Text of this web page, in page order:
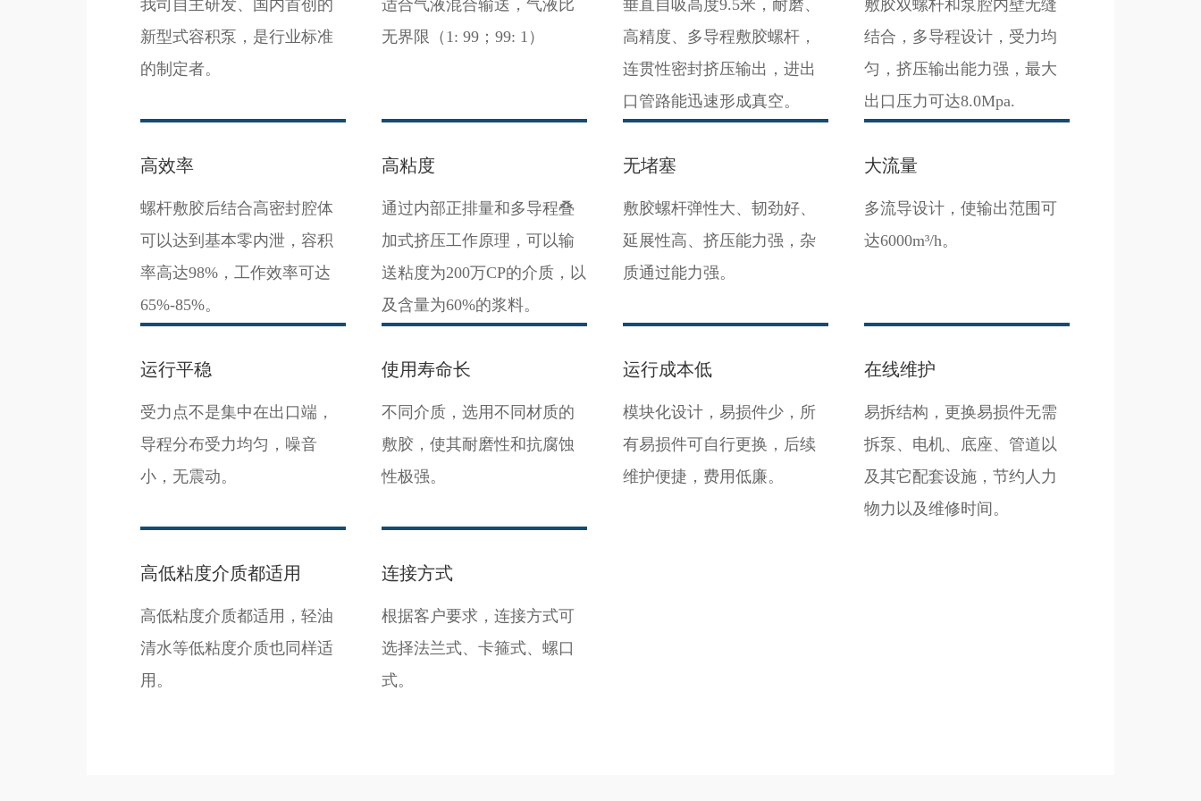
我司自主研发、国内首创的
新型式容积泵，是行业标准
的制定者。
适合气液混合输送，气液比
无界限（1: 99；99: 1）
垂直自吸高度9.5米，耐磨、
高精度、多导程敷胶螺杆，
连贯性密封挤压输出，进出
口管路能迅速形成真空。
敷胶双螺杆和泵腔内壁无缝
结合，多导程设计，受力均
匀，挤压输出能力强，最大
出口压力可达8.0Mpa.
高效率
螺杆敷胶后结合高密封腔体
可以达到基本零内泄，容积
率高达98%，工作效率可达
65%-85%。
高粘度
通过内部正排量和多导程叠
加式挤压工作原理，可以输
送粘度为200万CP的介质，以
及含量为60%的浆料。
无堵塞
敷胶螺杆弹性大、韧劲好、
延展性高、挤压能力强，杂
质通过能力强。
大流量
多流导设计，使输出范围可
达6000m³/h。
运行平稳
受力点不是集中在出口端，
导程分布受力均匀，噪音
小，无震动。
使用寿命长
不同介质，选用不同材质的
敷胶，使其耐磨性和抗腐蚀
性极强。
运行成本低
模块化设计，易损件少，所
有易损件可自行更换，后续
维护便捷，费用低廉。
在线维护
易拆结构，更换易损件无需
拆泵、电机、底座、管道以
及其它配套设施，节约人力
物力以及维修时间。
高低粘度介质都适用
高低粘度介质都适用，轻油
清水等低粘度介质也同样适
用。
连接方式
根据客户要求，连接方式可
选择法兰式、卡箍式、螺口
式。